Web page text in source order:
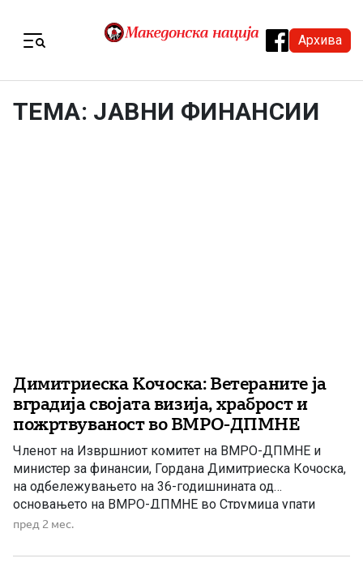
Архива
ТЕМА: ЈАВНИ ФИНАНСИИ
Димитриеска Кочоска: Ветераните ја
вградија својата визија, храброст и
пожртвуваност во ВМРО-ДПМНЕ
Членот на Извршниот комитет на ВМРО-ДПМНЕ и
министер за финансии, Гордана Димитриеска Кочоска,
на одбележувањето на 36-годишнината од
основањето на ВМРО-ДПМНЕ во Струмица упати
честитки до членството, симпатизерите и
ветераните се меѓу најзаслужните за создавањето и
пред 2 мес.